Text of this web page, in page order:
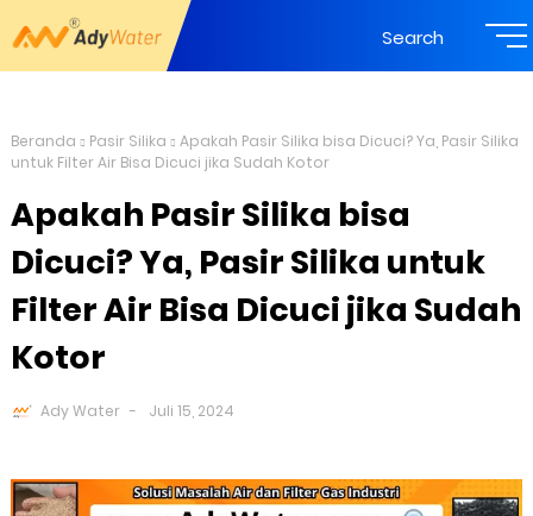
Search
Beranda Pasir Silika
Apakah Pasir Silika bisa Dicuci? Ya, Pasir Silika
untuk Filter Air Bisa Dicuci jika Sudah Kotor
Apakah Pasir Silika bisa
Dicuci? Ya, Pasir Silika untuk
Filter Air Bisa Dicuci jika Sudah
Kotor
Ady Water Juli 15, 2024